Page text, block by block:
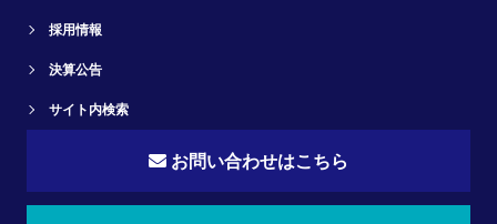
採用情報
決算公告
サイト内検索
お問い合わせはこちら